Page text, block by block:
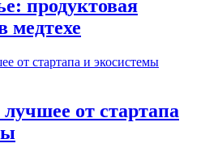
продуктовая
медтехе
от стартапа